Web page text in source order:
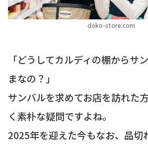
doko-store.com
「どうしてカルディの棚からサ
まなの？」
サンバルを求めてお店を訪れた
く素朴な疑問ですよね。
2025年を迎えた今もなお、品切